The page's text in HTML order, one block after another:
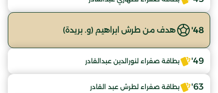
48' هدف من طرش ابراهيم (و. بريدة)
49' بطاقة صفراء لنورالدين عبدالقادر
63' بطاقة صفراء لطرش عبد القادر